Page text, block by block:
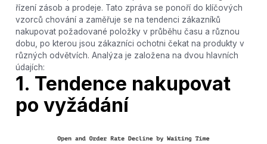
řízení zásob a prodeje. Tato zpráva se ponoří do klíčových
vzorců chování a zaměřuje se na tendenci zákazníků
nakupovat požadované položky v průběhu času a různou
dobu, po kterou jsou zákazníci ochotni čekat na produkty v
různých odvětvích. Analýza je založena na dvou hlavních
údajích:
1. Tendence nakupovat
po vyžádání